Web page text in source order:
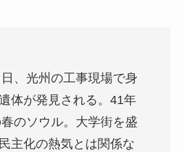
、光州の工事現場で身
体が発見される。41年
のソウル。大学街を盛
主化の熱気とは関係な